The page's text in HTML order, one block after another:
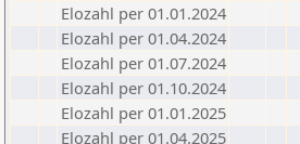
Elozahl per 01.01.2024
Elozahl per 01.04.2024
Elozahl per 01.07.2024
Elozahl per 01.10.2024
Elozahl per 01.01.2025
Elozahl per 01.04.2025